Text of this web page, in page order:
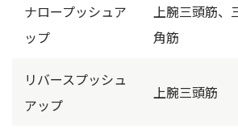
ナロープッシュア
ップ
上腕三頭筋、
角筋
リバースプッシュ
アップ
上腕三頭筋